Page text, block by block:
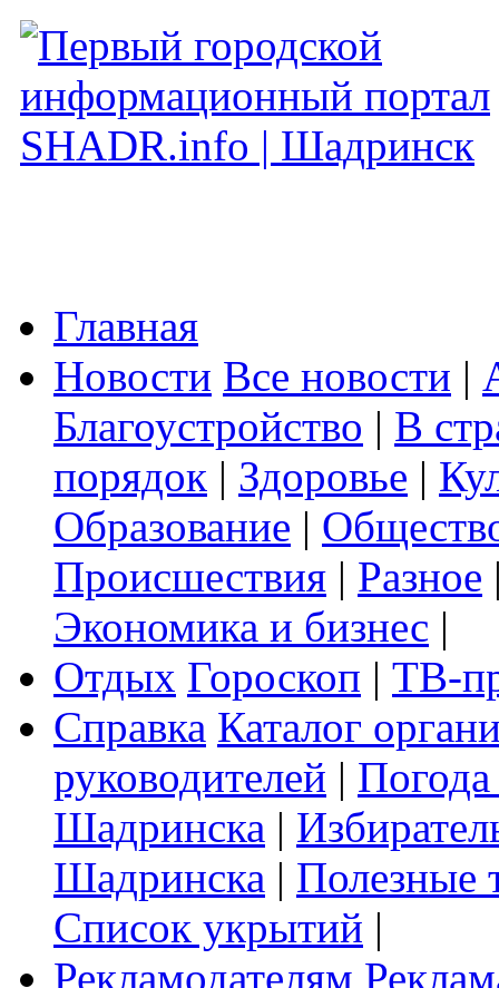
Главная
Новости Все новости |
Благоустройство | В
порядок | Здоровье |
Образование |
Происшествия | Разное
Экономика и бизнес |
Отдых Гороскоп | ТВ-
Справка Каталог
руководителей |
Шадринска |
Шадринска | Полезные
Список укрытий |
Рекламодателям